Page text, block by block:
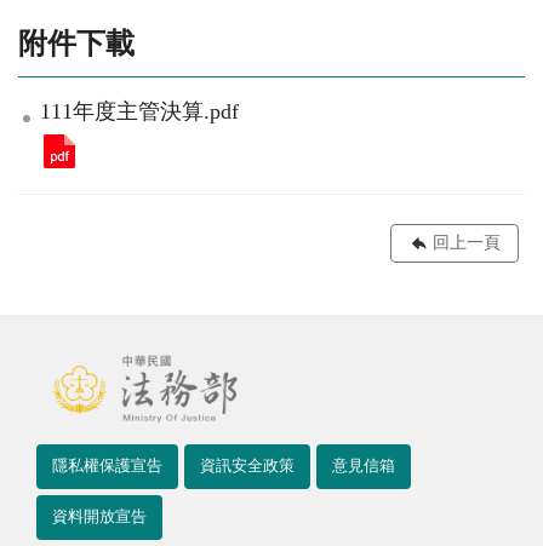
附件下載
111年度主管決算.pdf
回上一頁
隱私權保護宣告 資訊安全政策 意見信箱
資料開放宣告